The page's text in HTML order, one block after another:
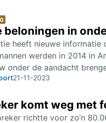
beloningen in
heeft nieuwe informatie
werden in 2014 in
onder de aandacht
21-11-2023
komt weg met
richtte voor zo’n